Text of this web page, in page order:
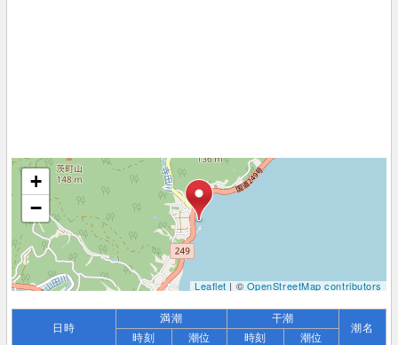
+
−
Leaflet| ©OpenStreetMap contributors
日時
満潮 干潮
潮名
時刻 潮位 時刻
潮位